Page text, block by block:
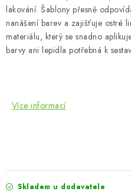
lakování. Šablony přesně
nanášení barev a zajišťuje ostré
materiálu, který se snadno
barvy ani lepidla potřebná k
Více informací
Skladem u dodavatele